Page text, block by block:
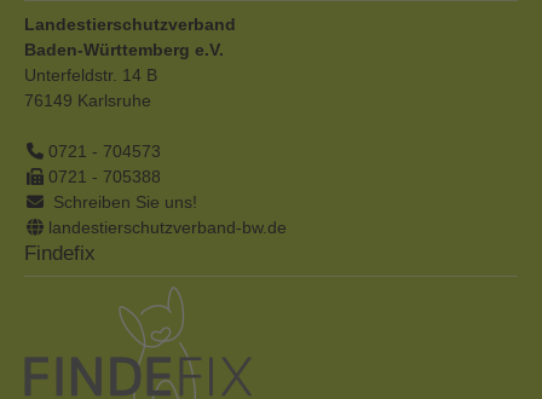
Landestierschutzverband
Baden-Württemberg e.V.
Unterfeldstr. 14 B
76149 Karlsruhe
0721 - 704573
0721 - 705388
Schreiben Sie uns!
landestierschutzverband-bw.de
Findefix